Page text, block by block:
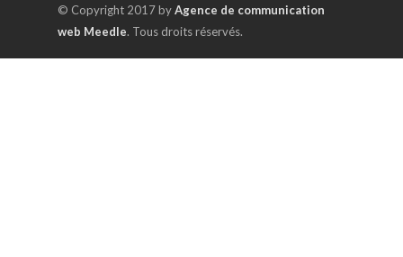
© Copyright 2017 byAgence de communication
web Meedle. Tous droits réservés.